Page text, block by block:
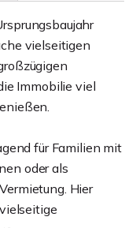
vielseitigen
Immobilie viel
für Familien mit
oder als
Hier